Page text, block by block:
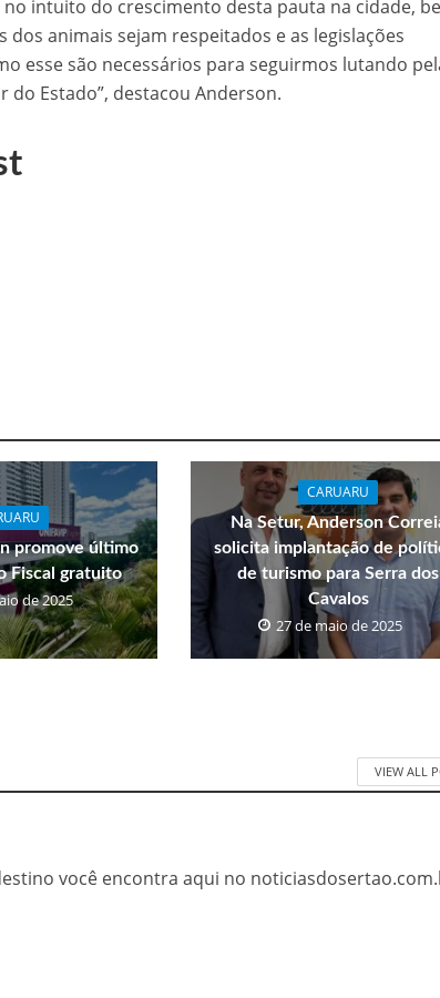
intuito do crescimento desta pauta na cidade,
animais sejam respeitados e as legislações
esse são necessários para seguirmos lutando
Estado”, destacou Anderson.
promove último
Fiscal gratuito
de 2025
CARUARU
Na Setur, Anderson
solicita implantação de
de turismo para Serra dos
Cavalos
27 de maio de 2025
VIEW ALL
você encontra aqui no